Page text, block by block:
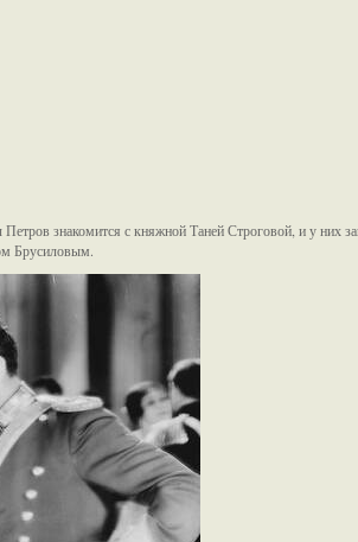
знакомится с княжной Таней Строговой, и у них
Брусиловым.